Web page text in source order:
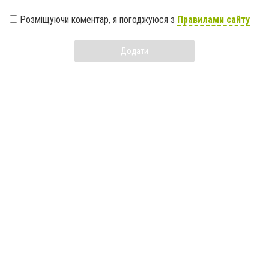
Розміщуючи коментар, я погоджуюся з Правилами сайту
Додати